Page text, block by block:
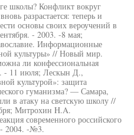
школы? Конфликт вокруг
разрастается: теперь и
основы своих вероучений в
- 2003. -8 мая;
Информационные
культуры» // Новый мир.
ли конфессиональная
- 11 июля; Лескын Д.,
культурой»: защита
гуманизма? — Самара,
в атаку на светскую школу //
Митрохин H.A.
современного российского
- 2004. -№3.